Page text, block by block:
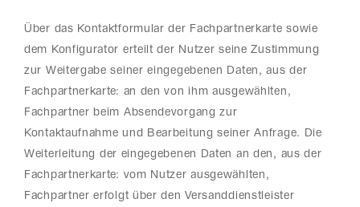
Über das Kontaktformular der Fachpartnerkarte sowie
dem Konfigurator erteilt der Nutzer seine Zustimmung
zur Weitergabe seiner eingegebenen Daten, aus der
Fachpartnerkarte: an den von ihm ausgewählten,
Fachpartner beim Absendevorgang zur
Kontaktaufnahme und Bearbeitung seiner Anfrage. Die
Weiterleitung der eingegebenen Daten an den, aus der
Fachpartnerkarte: vom Nutzer ausgewählten,
Fachpartner erfolgt über den Versanddienstleister